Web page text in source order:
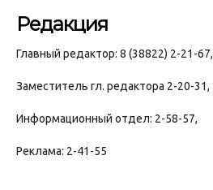
Редакция
Главный редактор: 8 (38822) 2-21-67,
Заместитель гл. редактора 2-20-31,
Информационный отдел: 2-58-57,
Реклама: 2-41-55